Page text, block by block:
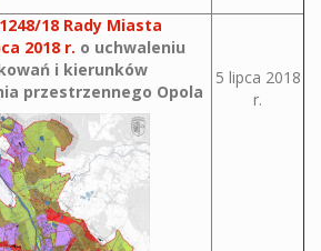
18 Rady Miasta
2018 r. o uchwaleniu
i kierunków
przestrzennego Opola
5 lipca 2018
r.